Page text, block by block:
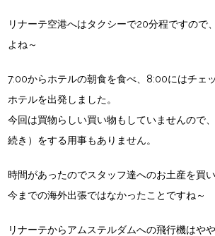
リナーテ空港へはタクシーで20分程ですので
よね～
7:00からホテルの朝食を食べ、8:00にはチェ
ホテルを出発しました。
今回は買物らしい買い物もしていませんので
続き）をする用事もありません。
時間があったのでスタッフ達へのお土産を買い
今までの海外出張ではなかったことですね～
リナーテからアムステルダムへの飛行機はや